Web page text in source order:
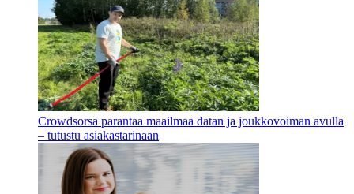
Crowdsorsa parantaa maailmaa datan ja joukkovoiman avulla
– tutustu asiakastarinaan